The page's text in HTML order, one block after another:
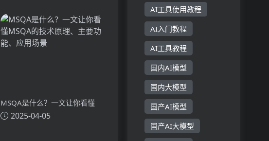
主要功能、应用场景
MSQA是什么？一文让你看懂
MSQA的技术原理、主要功能、
2025-04-05
AI工具使用教程
AI入门教程
AI工具教程
国内AI模型
国内大模型
国产AI模型
国产AI大模型